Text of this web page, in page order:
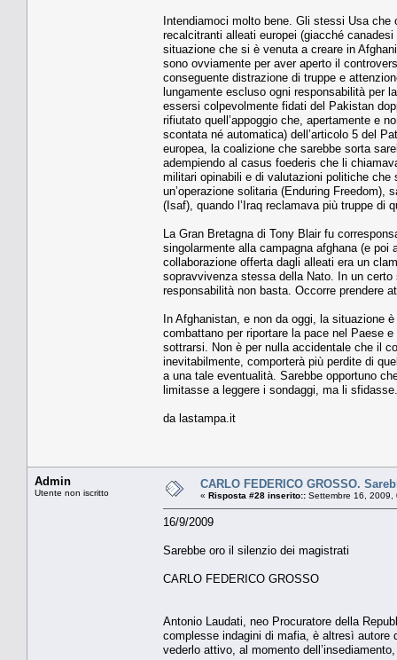
Intendiamoci molto bene. Gli stessi Usa
recalcitranti alleati europei (giacché
situazione che si è venuta a creare in
sono ovviamente per aver aperto il
conseguente distrazione di truppe e
lungamente escluso ogni responsabilità per
essersi colpevolmente fidati del Pakistan
rifiutato quell’appoggio che, apertamente e
scontata né automatica) dell’articolo 5 del
europea, la coalizione che sarebbe sorta
adempiendo al casus foederis che li
militari opinabili e di valutazioni politiche
un’operazione solitaria (Enduring
(Isaf), quando l’Iraq reclamava più truppe di
La Gran Bretagna di Tony Blair fu
singolarmente alla campagna afghana (e
collaborazione offerta dagli alleati era un
sopravvivenza stessa della Nato. In un certo
responsabilità non basta. Occorre prendere
In Afghanistan, e non da oggi, la situazione
combattano per riportare la pace nel Paese
sottrarsi. Non è per nulla accidentale che il
inevitabilmente, comporterà più perdite di
a una tale eventualità. Sarebbe opportuno
limitasse a leggere i sondaggi, ma li sfidasse.
da lastampa.it
Admin
Utente non iscritto
CARLO FEDERICO GROSSO.
« Risposta #28 inserito:: Settembre 16, 2009,
16/9/2009
Sarebbe oro il silenzio dei magistrati
CARLO FEDERICO GROSSO
Antonio Laudati, neo Procuratore della
complesse indagini di mafia, è altresì
vederlo attivo, al momento